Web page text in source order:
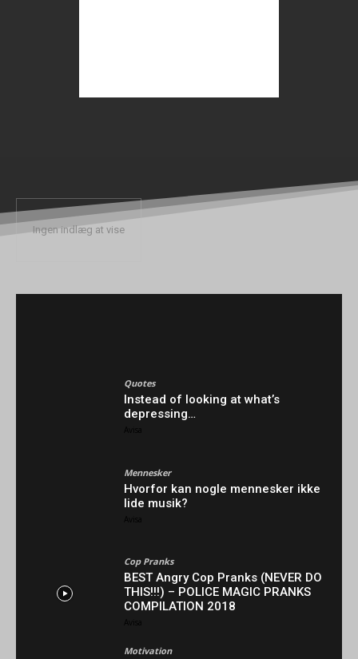
Ingen indlæg at vise
Quotes
Instead of looking at what’s
depressing…
Avisa
Mennesker
Hvorfor kan nogle mennesker ikke
lide musik?
Avisa
Cop Pranks
BEST Angry Cop Pranks (NEVER DO
THIS!!!) – POLICE MAGIC PRANKS
COMPILATION 2018
Avisa
Motivation